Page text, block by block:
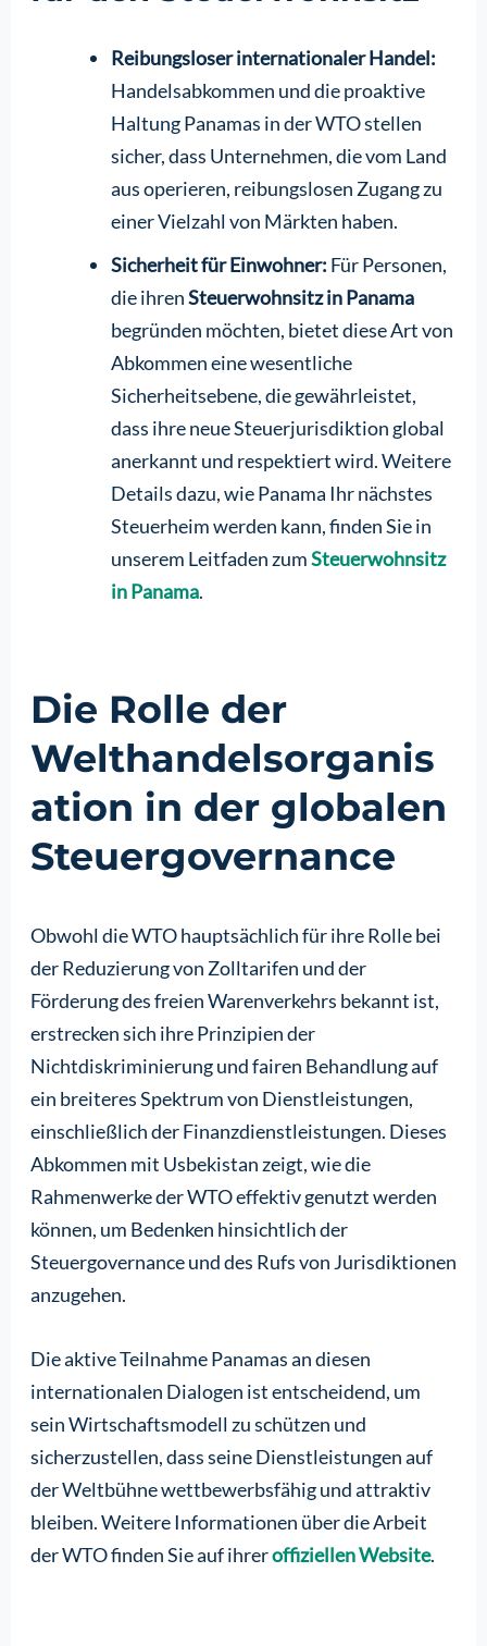
Reibungsloser internationaler Handel:
Handelsabkommen und die proaktive
Haltung Panamas in der WTO stellen
sicher, dass Unternehmen, die vom Land
aus operieren, reibungslosen Zugang zu
einer Vielzahl von Märkten haben.
Sicherheit für Einwohner: Für Personen,
die ihrenSteuerwohnsitz in Panama
begründen möchten, bietet diese Art von
Abkommen eine wesentliche
Sicherheitsebene, die gewährleistet,
dass ihre neue Steuerjurisdiktion global
anerkannt und respektiert wird. Weitere
Details dazu, wie Panama Ihr nächstes
Steuerheim werden kann, finden Sie in
unserem Leitfaden zumSteuerwohnsitz
in Panama.
Die Rolle der
Welthandelsorganis
ation in der globalen
Steuergovernance
Obwohl die WTO hauptsächlich für ihre Rolle bei
der Reduzierung von Zolltarifen und der
Förderung des freien Warenverkehrs bekannt ist,
erstrecken sich ihre Prinzipien der
Nichtdiskriminierung und fairen Behandlung auf
ein breiteres Spektrum von Dienstleistungen,
einschließlich der Finanzdienstleistungen. Dieses
Abkommen mit Usbekistan zeigt, wie die
Rahmenwerke der WTO effektiv genutzt werden
können, um Bedenken hinsichtlich der
Steuergovernance und des Rufs von Jurisdiktionen
anzugehen.
Die aktive Teilnahme Panamas an diesen
internationalen Dialogen ist entscheidend, um
sein Wirtschaftsmodell zu schützen und
sicherzustellen, dass seine Dienstleistungen auf
der Weltbühne wettbewerbsfähig und attraktiv
bleiben. Weitere Informationen über die Arbeit
der WTO finden Sie auf ihreroffiziellen Website.